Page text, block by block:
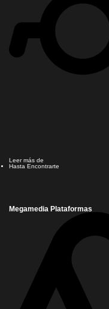
Leer más de
Hasta Encontrarte
Megamedia Plataformas